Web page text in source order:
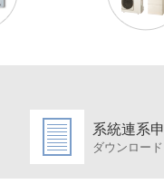
系統連系
ダウンロード